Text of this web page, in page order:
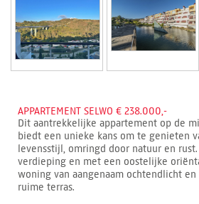
APPARTEMENT SELWO € 238.000,-
Dit aantrekkelijke appartement op de
biedt een unieke kans om te genieten
levensstijl, omringd door natuur en
verdieping en met een oostelijke
woning van aangenaam ochtendlicht
ruime terras.